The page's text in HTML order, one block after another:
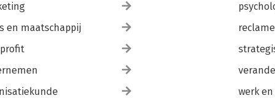
en maatschappij
werk